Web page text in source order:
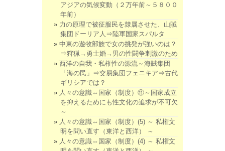
アジアの気候変動（２万年前～５８００
年前）
力の原理で被征服民を隷属させた、山賊
集団ドーリア人⇒陸軍国家スパルタ
中東の遊牧部族で女の挑発が強いのは？
⇒狩猟→勇士婚→男の性闘争刺激のため
西洋の自我・私権性の源流～海賊集団
「海の民」⇒交易集団フェニキア⇒古代
ギリシアでは？
人々の意識⇔国家（制度）⑪～国家成立
を抑えるためにも性文化の追求が不可欠
～
人々の意識⇔国家（制度）(5) ～ 私権文
明を問い直す（東洋と西洋） ～
人々の意識⇔国家（制度）(4) ～ 私権文